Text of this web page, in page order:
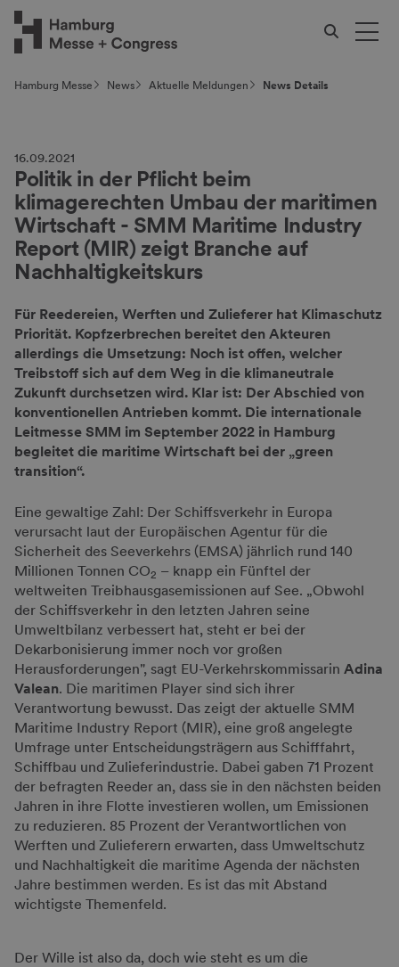
Hamburg Messe News Aktuelle Meldungen News Details
16.09.2021
Politik in der Pflicht beim
klimagerechten Umbau der maritimen
Wirtschaft - SMM Maritime Industry
Report (MIR) zeigt Branche auf
Nachhaltigkeitskurs
Für Reedereien, Werften und Zulieferer hat Klimaschutz
Priorität. Kopfzerbrechen bereitet den Akteuren
allerdings die Umsetzung: Noch ist offen, welcher
Treibstoff sich auf dem Weg in die klimaneutrale
Zukunft durchsetzen wird. Klar ist: Der Abschied von
konventionellen Antrieben kommt. Die internationale
Leitmesse SMM im September 2022 in Hamburg
begleitet die maritime Wirtschaft bei der „green
transition“.
Eine gewaltige Zahl: Der Schiffsverkehr in Europa
verursacht laut der Europäischen Agentur für die
Sicherheit des Seeverkehrs (EMSA) jährlich rund 140
Millionen Tonnen CO2 – knapp ein Fünftel der
weltweiten Treibhausgasemissionen auf See. „Obwohl
der Schiffsverkehr in den letzten Jahren seine
Umweltbilanz verbessert hat, steht er bei der
Dekarbonisierung immer noch vor großen
Herausforderungen", sagt EU-Verkehrskommissarin Adina
Valean. Die maritimen Player sind sich ihrer
Verantwortung bewusst. Das zeigt der aktuelle SMM
Maritime Industry Report (MIR), eine groß angelegte
Umfrage unter Entscheidungsträgern aus Schifffahrt,
Schiffbau und Zulieferindustrie. Dabei gaben 71 Prozent
der befragten Reeder an, dass sie in den nächsten beiden
Jahren in ihre Flotte investieren wollen, um Emissionen
zu reduzieren. 85 Prozent der Verantwortlichen von
Werften und Zulieferern erwarten, dass Umweltschutz
und Nachhaltigkeit die maritime Agenda der nächsten
Jahre bestimmen werden. Es ist das mit Abstand
wichtigste Themenfeld.
Der Wille ist also da, doch wie steht es um die